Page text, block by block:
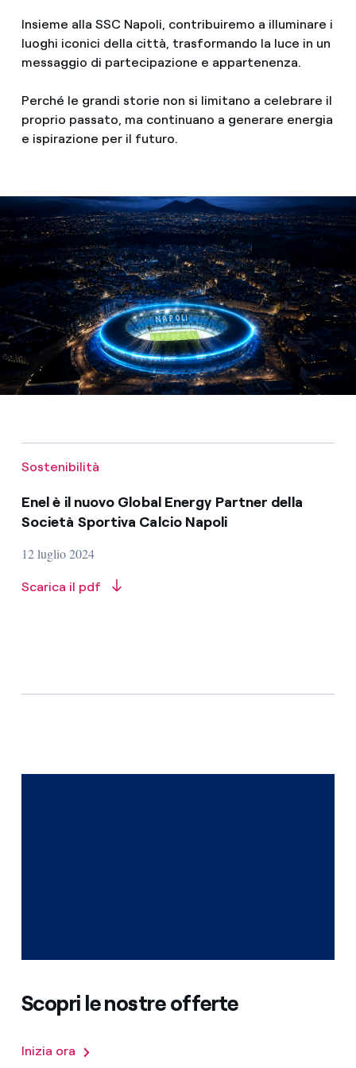
Insieme alla SSC Napoli, contribuiremo a illuminare i
luoghi iconici della città, trasformando la luce in un
messaggio di partecipazione e appartenenza.
Perché le grandi storie non si limitano a celebrare il
proprio passato, ma continuano a generare energia
e ispirazione per il futuro.
Sostenibilità
Enel è il nuovo Global Energy Partner della
Società Sportiva Calcio Napoli
12 luglio 2024
Scarica il pdf
Scopri le nostre offerte
Inizia ora